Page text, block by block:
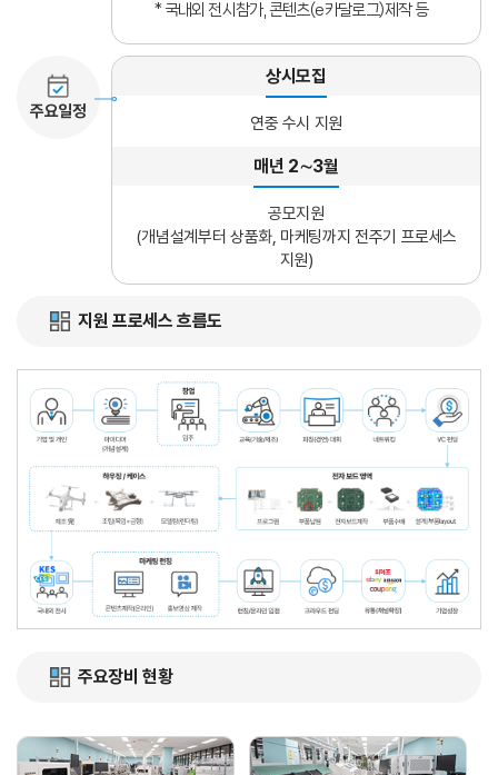
* 국내외 전시참가, 콘텐츠(e카달로그)제작 등
주요일정
상시모집
연중 수시 지원
매년 2∼3월
공모지원
(개념설계부터 상품화, 마케팅까지 전주기 프로세스
지원)
지원 프로세스 흐름도
주요장비 현황